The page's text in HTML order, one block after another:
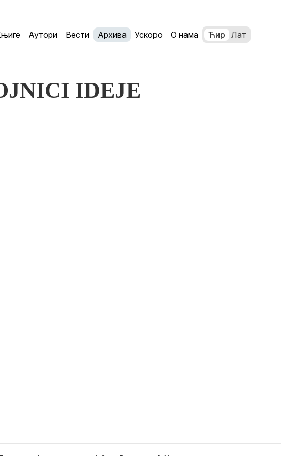
Аутори Вести Архива Ускоро О нама Ћир Лат
IDEJE